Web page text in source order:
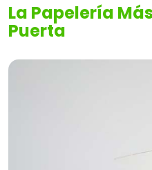
La Papelería
Puerta